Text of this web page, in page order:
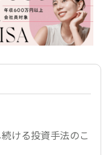
ける投資手法のこ